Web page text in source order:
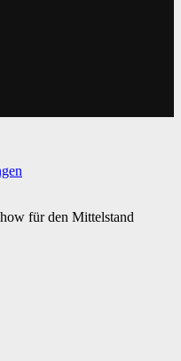
für den Mittelstand